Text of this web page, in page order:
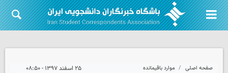
صفحه اصلی موارد باقیمانده ۲۵ اسفند ۱۳۹۷ - ۰۸:۵۰